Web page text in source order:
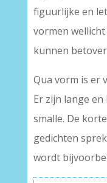
figuurlijke en
vormen
kunnen
Qua vorm is er
Er zijn lange
smalle. De
gedichten
wordt